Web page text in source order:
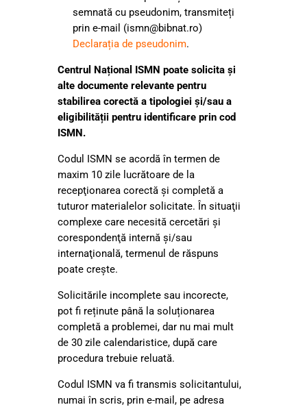
semnată cu pseudonim, transmiteți
prin e-mail (ismn@bibnat.ro)
Declarația de pseudonim.
Centrul Național ISMN poate solicita şi
alte documente relevante pentru
stabilirea corectă a tipologiei și/sau a
eligibilității pentru identificare prin cod
ISMN.
Codul ISMN se acordă în termen de
maxim 10 zile lucrătoare de la
recepţionarea corectă şi completă a
tuturor materialelor solicitate. În situaţii
complexe care necesită cercetări şi
corespondenţă internă şi/sau
internaţională, termenul de răspuns
poate creşte.
Solicitările incomplete sau incorecte,
pot fi reținute până la soluționarea
completă a problemei, dar nu mai mult
de 30 zile calendaristice, după care
procedura trebuie reluată.
Codul ISMN va fi transmis solicitantului,
numai în scris, prin e-mail, pe adresa